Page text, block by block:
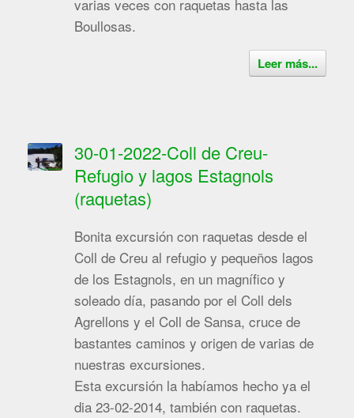
varias veces con raquetas hasta las
Boullosas.
Leer más...
30-01-2022-Coll de Creu-
Refugio y lagos Estagnols
(raquetas)
Bonita excursión con raquetas desde el
Coll de Creu al refugio y pequeños lagos
de los Estagnols, en un magnífico y
soleado día, pasando por el Coll dels
Agrellons y el Coll de Sansa, cruce de
bastantes caminos y origen de varias de
nuestras excursiones.
Esta excursión la habíamos hecho ya el
dia 23-02-2014, también con raquetas.